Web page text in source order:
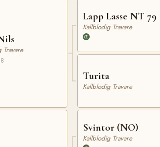
Travare
Lapp Lasse NT 79
Kallblodig Travare
Turita
Kallblodig Travare
Svintor (NO)
Kallblodig Travare